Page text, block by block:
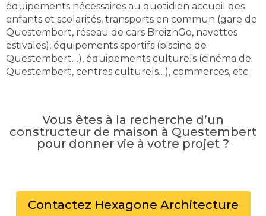
équipements nécessaires au quotidien accueil des
enfants et scolarités, transports en commun (gare de
Questembert, réseau de cars BreizhGo, navettes
estivales), équipements sportifs (piscine de
Questembert…), équipements culturels (cinéma de
Questembert, centres culturels…), commerces, etc.
Vous êtes à la recherche d’un
constructeur de maison à Questembert
pour donner vie à votre projet ?
Contactez Hexagone Architecture